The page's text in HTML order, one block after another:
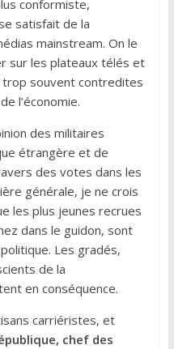
conformiste,
satisfait de la
mainstream. On le
sur les plateaux télés et
souvent contredites
l’économie.
des militaires
étrangère et de
des votes dans les
générale, je ne crois
les plus jeunes recrues
dans le guidon, sont
Les gradés,
de la
en conséquence.
carriéristes, et
chef des